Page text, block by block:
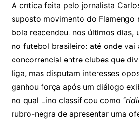
A crítica feita pelo jornalista
suposto movimento do Flamengo
bola reacendeu, nos últimos dias,
no futebol brasileiro: até onde vai
concorrencial entre clubes que
liga, mas disputam interesses
ganhou força após um diálogo
no qual Lino classificou como “
rubro-negra de apresentar uma